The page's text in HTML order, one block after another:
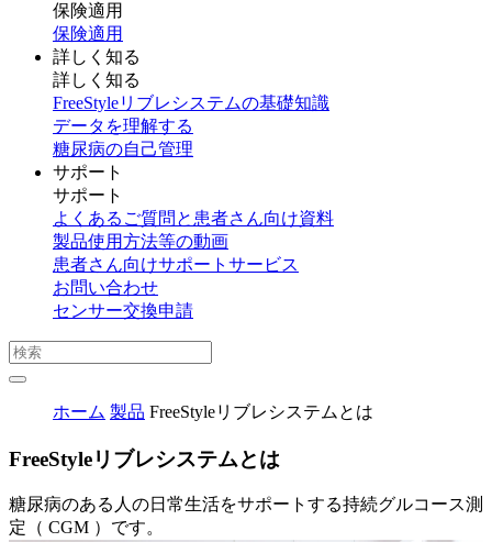
保険適用
保険適用
詳しく知る
詳しく知る
FreeStyleリブレシステムの基礎知識
データを理解する
糖尿病の自己管理
サポート
サポート
よくあるご質問と患者さん向け資料
製品使用方法等の動画
患者さん向けサポートサービス
お問い合わせ
センサー交換申請
ホーム 製品 FreeStyleリブレシステムとは
FreeStyleリブレシステムとは
糖尿病のある人の日常生活をサポートする持続グルコース測
定（ CGM ）です。